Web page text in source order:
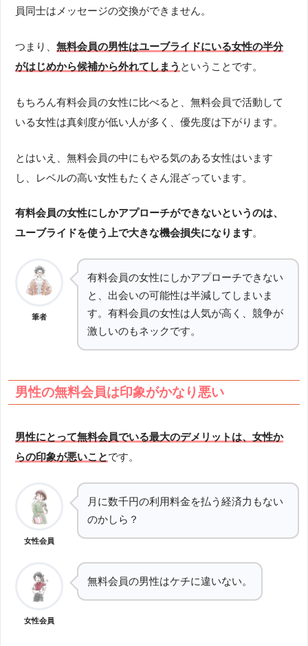
員同士はメッセージの交換ができません。
つまり、無料会員の男性はユーブライドにいる女性の半分
がはじめから候補から外れてしまう ということです。
もちろん有料会員の女性に比べると、無料会員で活動して
いる女性は真剣度が低い人が多く、優先度は下がります。
とはいえ、無料会員の中にもやる気のある女性はいます
し、レベルの高い女性もたくさん混ざっています。
有料会員の女性にしかアプローチができないというのは、
ユーブライドを使う上で大きな機会損失になります。
筆者
有料会員の女性にしかアプローチできない
と、出会いの可能性は半減してしまいま
す。有料会員の女性は人気が高く、競争が
激しいのもネックです。
男性の無料会員は印象がかなり悪い
男性にとって無料会員でいる最大のデメリットは、女性か
らの印象が悪いことです。
女性会員
月に数千円の利用料金を払う経済力もない
のかしら？
女性会員
無料会員の男性はケチに違いない。